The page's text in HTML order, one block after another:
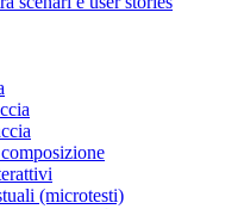
(microtesti)